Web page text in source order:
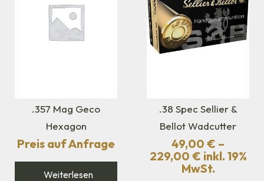
.357 Mag Geco
Hexagon
Preis auf Anfrage
Weiterlesen
.38 Spec Sellier &
Bellot Wadcutter
49,00 € –
229,00 € inkl. 19%
MwSt.